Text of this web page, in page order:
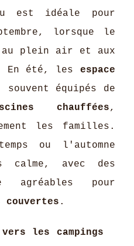
est idéale pour
lorsque le
plein air et aux
En été, les espace
souvent équipés de
chauffées,
les familles.
ou l'automne
calme, avec des
agréables pour
couvertes .
les campings